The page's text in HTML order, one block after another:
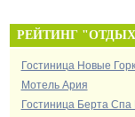
РЕЙТИНГ
Гостиница Новые
Мотель Ария
Гостиница Берта